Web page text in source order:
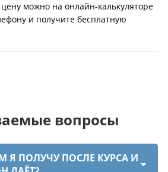
можно на онлайн-калькуляторе
и получите бесплатную
вопросы
Я ПОЛУЧУ ПОСЛЕ КУРСА И